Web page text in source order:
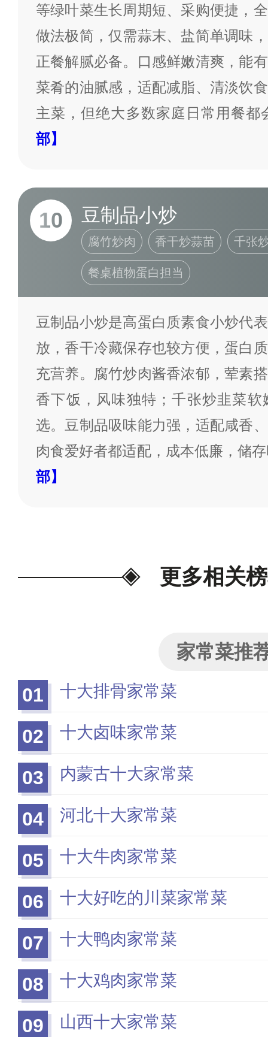
等绿叶菜生长周期短、采购便捷，
做法极简，仅需蒜末、盐简单调味
正餐解腻必备。口感鲜嫩清爽，能
菜肴的油腻感，适配减脂、清淡饮
主菜，但绝大多数家庭日常用餐都
部】
10 豆制品小炒
腐竹炒肉 香干炒蒜苗 千张
餐桌植物蛋白担当
豆制品小炒是高蛋白质素食小炒代
放，香干冷藏保存也较方便，蛋白
充营养。腐竹炒肉酱香浓郁，荤素
香下饭，风味独特；千张炒韭菜
选。豆制品吸味能力强，适配咸香
肉食爱好者都适配，成本低廉，储
部】
更多相关
家常菜推
01
十大排骨家常菜
02 十大卤味家常菜
03 内蒙古十大家常菜
04 河北十大家常菜
05 十大牛肉家常菜
06 十大好吃的川菜家常菜
07 十大鸭肉家常菜
08 十大鸡肉家常菜
09 山西十大家常菜